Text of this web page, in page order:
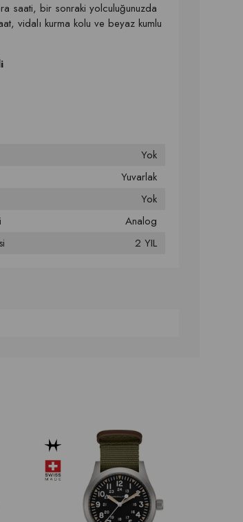
saati, bir sonraki yolculuğunuzda
vidalı kurma kolu ve beyaz kumlu
Yok
Yuvarlak
Yok
Analog
2 YIL